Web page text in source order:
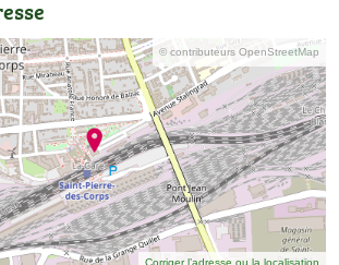
© contributeurs OpenStreetMap
Corriger l’adresse ou la localisation